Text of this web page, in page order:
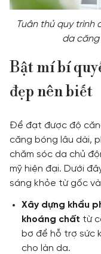
Tuân thủ quy trình
da căng
Bật mí bí
đẹp nên biết
Để đạt được độ
căng bóng lâu dài,
chăm sóc da chủ
mỹ hiện đại. Dưới
sáng khỏe từ gốc
Xây dựng khẩu
khoáng chất từ
bơ để hỗ trợ sức
cho làn da.